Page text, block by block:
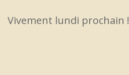
Vivement lundi prochain !